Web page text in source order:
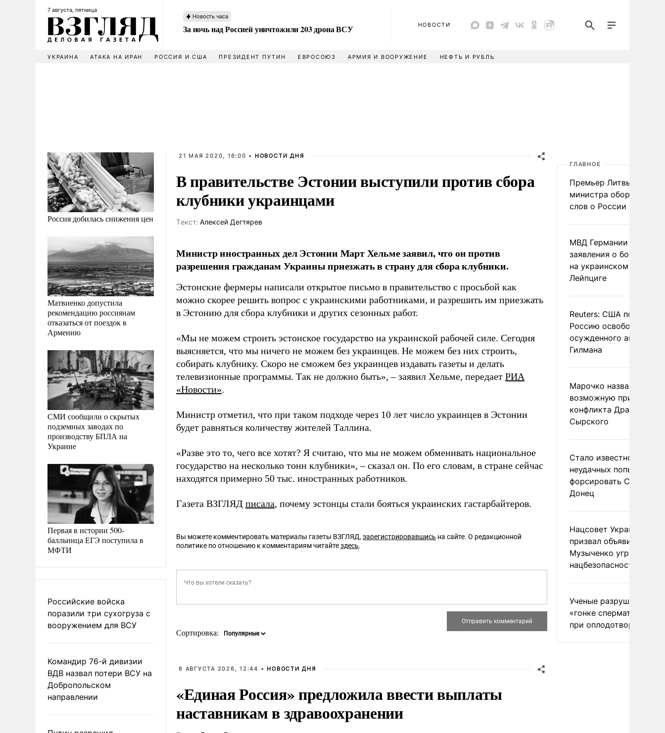
7 августа, пятница
Новость часа
За ночь над Россией уничтожили 203 дрона ВСУ НОВОСТИ
УКРАИНА АТАКА НА ИРАН РОССИЯ И США ПРЕЗИДЕНТ ПУТИН ЕВРОСОЮЗ АРМИЯ И ВООРУЖЕНИЕ НЕФТЬ И РУБЛЬ
Россия добилась снижения цен
Матвиенко допустила
рекомендацию россиянам
отказаться от поездок в
Армению
СМИ сообщили о скрытых
подземных заводах по
производству БПЛА на
Украине
Первая в истории 500-
балльница ЕГЭ поступила в
МФТИ
Российские войска
поразили три сухогруза с
вооружением для ВСУ
Командир 76-й дивизии
ВДВ назвал потери ВСУ на
Добропольском
направлении
21 МАЯ 2020, 16:00 • НОВОСТИ ДНЯ
В правительстве Эстонии выступили против сбора
клубники украинцами
Tекст: Алексей Дегтярев
Министр иностранных дел Эстонии Март Хельме заявил, что он против
разрешения гражданам Украины приезжать в страну для сбора клубники.
Эстонские фермеры написали открытое письмо в правительство с просьбой как
можно скорее решить вопрос с украинскими работниками, и разрешить им приезжать
в Эстонию для сбора клубники и других сезонных работ.
«Мы не можем строить эстонское государство на украинской рабочей силе. Сегодня
выясняется, что мы ничего не можем без украинцев. Не можем без них строить,
собирать клубнику. Скоро не сможем без украинцев издавать газеты и делать
телевизионные программы. Так не должно быть», – заявил Хельме, передает РИА
«Новости».
Министр отметил, что при таком подходе через 10 лет число украинцев в Эстонии
будет равняться количеству жителей Таллина.
«Разве это то, чего все хотят? Я считаю, что мы не можем обменивать национальное
государство на несколько тонн клубники», – сказал он. По его словам, в стране сейчас
находятся примерно 50 тыс. иностранных работников.
Газета ВЗГЛЯД писала, почему эстонцы стали бояться украинских гастарбайтеров.
Вы можете комментировать материалы газеты ВЗГЛЯД, зарегистрировавшись на сайте. О редакционной
политике по отношению к комментариям читайтездесь.
Сортировка:
6 АВГУСТА 2026, 12:44 • НОВОСТИ ДНЯ
«Единая Россия» предложила ввести выплаты
наставникам в здравоохранении
ГЛАВНОЕ
Премьер Литвы осадил
министра обороны из-
слов о России
МВД Германии отвергло
заявления о
на украинском
Лейпциге
Reuters: США
Россию освободить
осужденного
Гилмана
Марочко назвал
возможную причину
конфликта Драпатого и
Сырского
Стало известно о
неудачных попытках
форсировать
Донец
Нацсовет Украины по
призвал объявить
Музыченко угрозой
нацбезопасности
Ученые разрушили миф
«гонке
при оплодотворении